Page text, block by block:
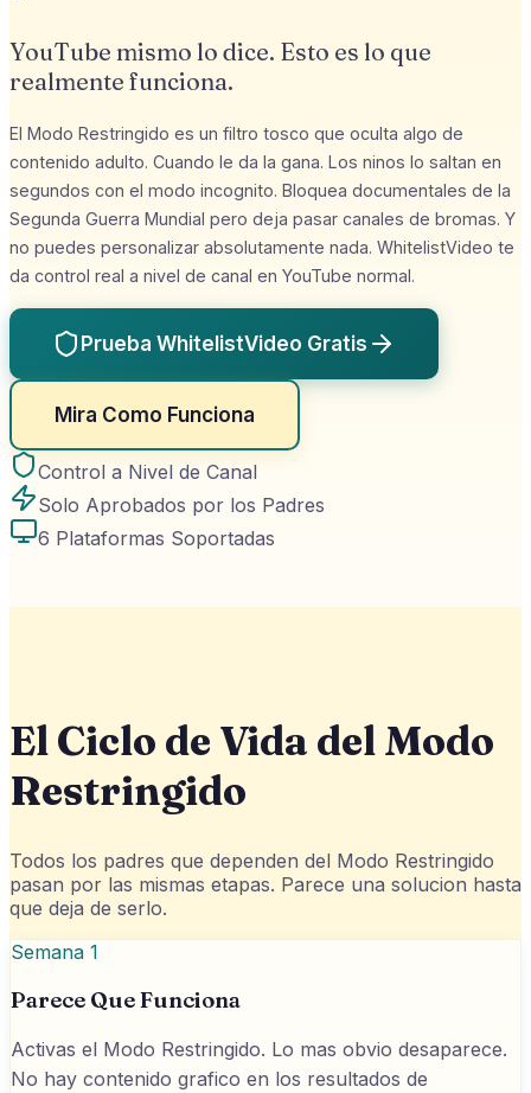
YouTube mismo lo dice. Esto es lo que
realmente funciona.
El Modo Restringido es un filtro tosco que oculta algo de
contenido adulto. Cuando le da la gana. Los ninos lo saltan en
segundos con el modo incognito. Bloquea documentales de la
Segunda Guerra Mundial pero deja pasar canales de bromas. Y
no puedes personalizar absolutamente nada. WhitelistVideo te
da control real a nivel de canal en YouTube normal.
Prueba WhitelistVideo Gratis
Mira Como Funciona
Control a Nivel de Canal
Solo Aprobados por los Padres
6 Plataformas Soportadas
El Ciclo de Vida del Modo
Restringido
Todos los padres que dependen del Modo Restringido
pasan por las mismas etapas. Parece una solucion hasta
que deja de serlo.
Semana 1
Parece Que Funciona
Activas el Modo Restringido. Lo mas obvio desaparece.
No hay contenido grafico en los resultados de